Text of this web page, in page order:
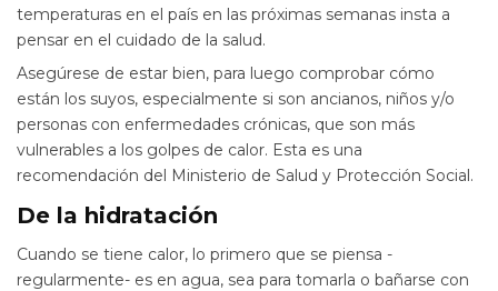
temperaturas en el país en las próximas semanas insta a
pensar en el cuidado de la salud.
Asegúrese de estar bien, para luego comprobar cómo
están los suyos, especialmente si son ancianos, niños y/o
personas con enfermedades crónicas, que son más
vulnerables a los golpes de calor. Esta es una
recomendación del Ministerio de Salud y Protección Social.
De la hidratación
Cuando se tiene calor, lo primero que se piensa -
regularmente- es en agua, sea para tomarla o bañarse con